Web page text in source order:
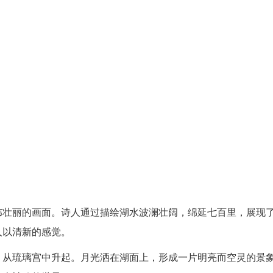
丽的画面。诗人通过描绘湖水波澜壮阔，绵延七百里，展现
清新的感觉。
琉璃宫中升起。月光洒在湖面上，形成一片明亮而空灵的景